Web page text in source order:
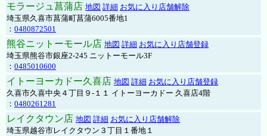
モラージュ菖蒲店 地図 詳細 お気に入り店舗解除
埼玉県久喜市菖蒲町菖蒲6005番地1
： 0480872501
熊谷ニットーモール店 地図 詳細 お気に入り店舗登録
埼玉県熊谷市銀座2-245 ニットーモール3F
： 0485010600
イトーヨーカドー久喜店 地図 詳細 お気に入り店舗登録
久喜市久喜中央４丁目９-１１ イトーヨーカドー 久喜店4階
： 0480261281
レイクタウン店 地図 詳細 お気に入り店舗解除
埼玉県越谷市レイクタウン３丁目１番地１